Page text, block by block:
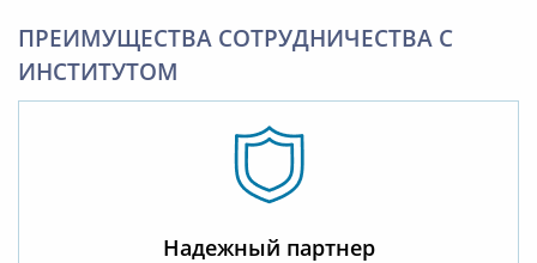
ПРЕИМУЩЕСТВА СОТРУДНИЧЕСТВА С
ИНСТИТУТОМ
Надежный партнер